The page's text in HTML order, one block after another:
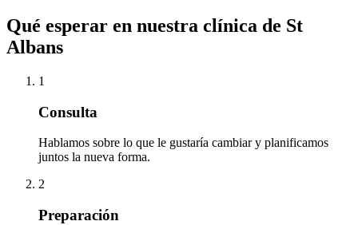
Qué esperar en nuestra clínica de St
Albans
1
Consulta
Hablamos sobre lo que le gustaría cambiar y planificamos
juntos la nueva forma.
2
Preparación